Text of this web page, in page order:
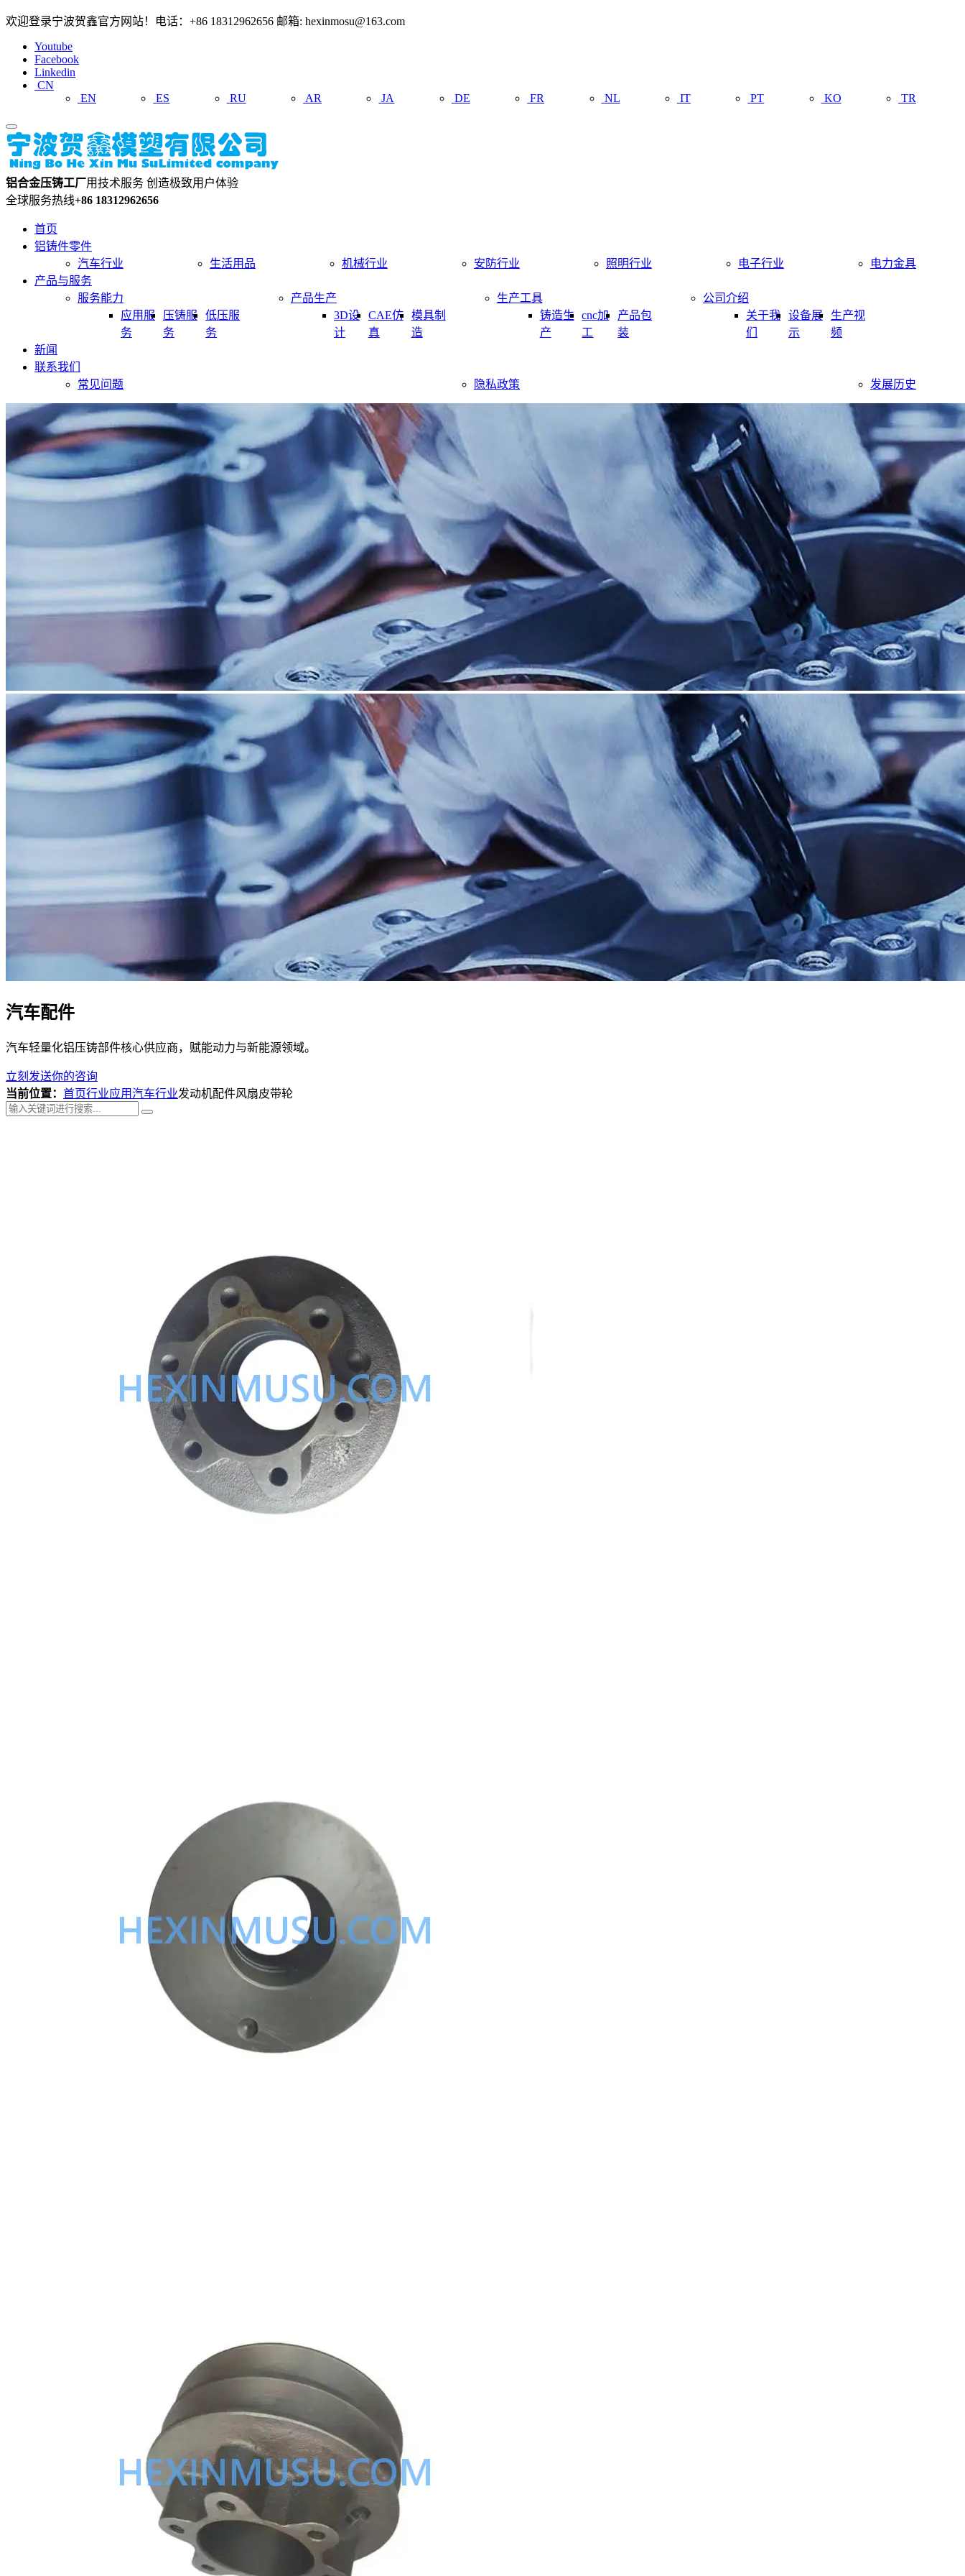
欢迎登录宁波贺鑫官方网站！电话：+86 18312962656 邮箱: hexinmosu@163.com
Youtube
Facebook
Linkedin
CN
EN
ES RU AR JA DE FR NL IT PT KO TR
铝合金压铸工厂用技术服务 创造极致用户体验
全球服务热线+86 18312962656
首页
铝铸件零件
汽车行业
生活用品 机械行业 安防行业 照明行业 电子行业
电力金具
产品与服务
服务能力
应用服
务
压铸服
务
低压服
务
产品生产
3D设
计
CAE仿
真
模具制
造
生产工具
铸造生
产
cnc加
工
产品包
装
公司介绍
关于我
们
设备展
示
生产视
频
新闻
联系我们
常见问题
隐私政策 发展历史
汽车配件
汽车轻量化铝压铸部件核心供应商，赋能动力与新能源领域。
立刻发送你的咨询
当前位置： 首页行业应用汽车行业发动机配件风扇皮带轮